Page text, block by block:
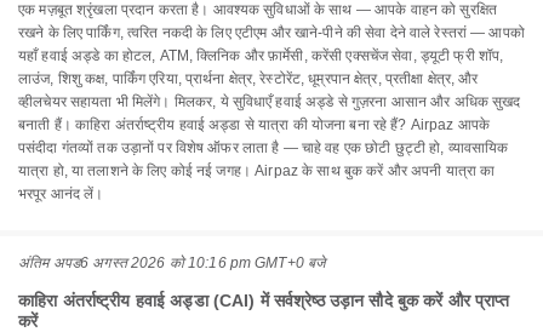
एक मज़बूत श्रृंखला प्रदान करता है। आवश्यक सुविधाओं के साथ — आपके वाहन को सुरक्षित
रखने के लिए पार्किंग, त्वरित नकदी के लिए एटीएम और खाने-पीने की सेवा देने वाले रेस्तरां — आपको
यहाँ हवाई अड्डे का होटल, ATM, क्लिनिक और फ़ार्मेसी, करेंसी एक्सचेंज सेवा, ड्यूटी फ्री शॉप,
लाउंज, शिशु कक्ष, पार्किंग एरिया, प्रार्थना क्षेत्र, रेस्टोरेंट, धूम्रपान क्षेत्र, प्रतीक्षा क्षेत्र, और
व्हीलचेयर सहायता भी मिलेंगे। मिलकर, ये सुविधाएँ हवाई अड्डे से गुज़रना आसान और अधिक सुखद
बनाती हैं। काहिरा अंतर्राष्ट्रीय हवाई अड्डा से यात्रा की योजना बना रहे हैं? Airpaz आपके
पसंदीदा गंतव्यों तक उड़ानों पर विशेष ऑफर लाता है — चाहे वह एक छोटी छुट्टी हो, व्यावसायिक
यात्रा हो, या तलाशने के लिए कोई नई जगह। Airpaz के साथ बुक करें और अपनी यात्रा का
भरपूर आनंद लें।
अंतिम अपड6 अगस्त 2026 को 10:16 pm GMT+0 बजे
काहिरा अंतर्राष्ट्रीय हवाई अड्डा (CAI) में सर्वश्रेष्ठ उड़ान सौदे बुक करें और प्राप्त
करें